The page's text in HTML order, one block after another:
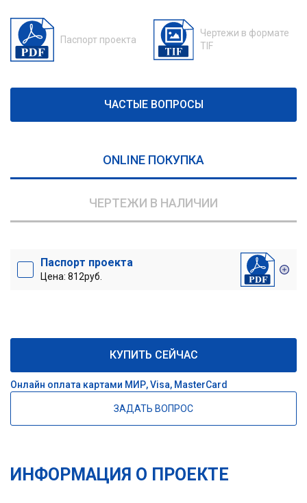
Паспорт проекта
Чертежи в формате
TIF
ЧАСТЫЕ ВОПРОСЫ
ONLINE ПОКУПКА
ЧЕРТЕЖИ В НАЛИЧИИ
Паспорт проекта
Цена: 812руб.
КУПИТЬ СЕЙЧАС
Онлайн оплата картами МИР, Visa, MasterCard
ЗАДАТЬ ВОПРОС
ИНФОРМАЦИЯ О ПРОЕКТЕ